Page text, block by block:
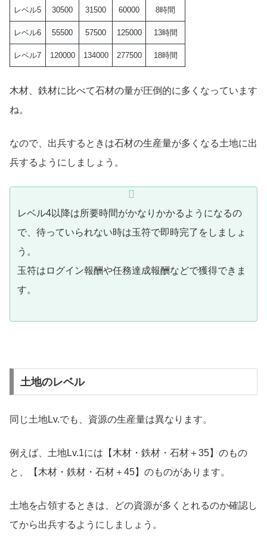
レベル5 30500 31500 60000 8時間
レベル6 55500 57500 125000 13時間
レベル7 120000 134000 277500 18時間
木材、鉄材に比べて石材の量が圧倒的に多くなっています
ね。
なので、出兵するときは石材の生産量が多くなる土地に出
兵するようにしましょう。
レベル4以降は所要時間がかなりかかるようになるの
で、待っていられない時は玉符で即時完了をしましょ
う。
玉符はログイン報酬や任務達成報酬などで獲得できま
す。
土地のレベル
同じ土地Lv.でも、資源の生産量は異なります。
例えば、土地Lv.1には【木材・鉄材・石材＋35】のもの
と、【木材・鉄材・石材＋45】のものがあります。
土地を占領するときは、どの資源が多くとれるのか確認し
てから出兵するようにしましょう。